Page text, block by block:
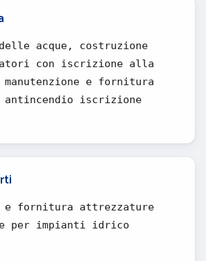
delle acque, costruzione
con iscrizione alla
e fornitura
antincendio iscrizione
e fornitura attrezzature
per impianti idrico